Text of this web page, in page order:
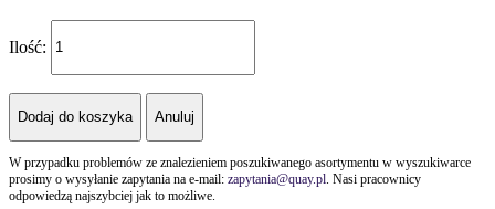
Ilość:
W przypadku problemów ze znalezieniem poszukiwanego asortymentu w wyszukiwarce
prosimy o wysyłanie zapytania na e-mail: zapytania@quay.pl. Nasi pracownicy
odpowiedzą najszybciej jak to możliwe.